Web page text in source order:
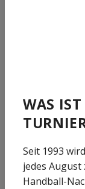
WAS
Seit 1993
jedes
Handball-